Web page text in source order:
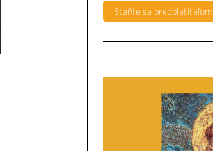
Staňte sa predplatiteľom